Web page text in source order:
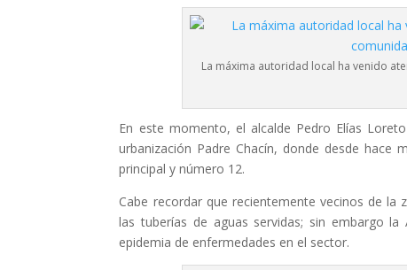
La máxima autoridad local ha venido
En este momento, el alcalde Pedro Elías
urbanización Padre Chacín, donde desde
principal y número 12.
Cabe recordar que recientemente vecinos de
las tuberías de aguas servidas; sin embargo
epidemia de enfermedades en el sector.